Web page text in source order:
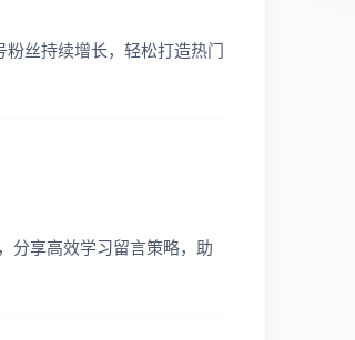
丝持续增长，轻松打造热门
分享高效学习留言策略，助